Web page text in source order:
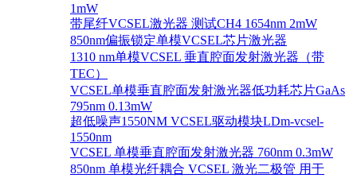
1mW
带尾纤VCSEL激光器 测试CH4 1654nm 2mW
850nm偏振锁定单模VCSEL芯片激光器
1310 nm单模VCSEL 垂直腔面发射激光器（带
TEC）
VCSEL单模垂直腔面发射激光器低功耗芯片GaAs
795nm 0.13mW
超低噪声1550NM VCSEL驱动模块LDm-vcsel-
1550nm
VCSEL 单模垂直腔面发射激光器 760nm 0.3mW
850nm 单模光纤耦合 VCSEL 激光二极管 用于